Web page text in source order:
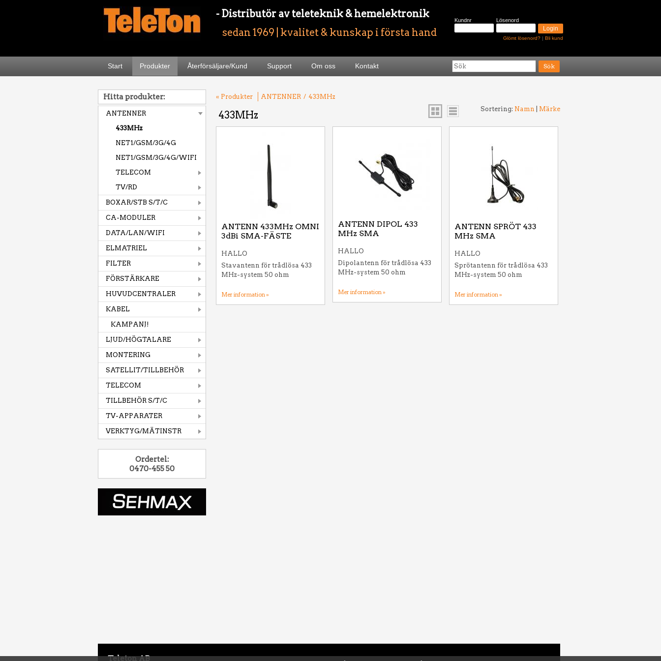
- Distributör av teleteknik & hemelektronik
sedan 1969 | kvalitet & kunskap i första hand
Kundnr Lösenord
Glömt lösenord? | Bli kund
Start Produkter Återförsäljare/Kund Support Om oss Kontakt
Hitta produkter:
ANTENNER
433MHz
NET1/GSM/3G/4G
NET1/GSM/3G/4G/WIFI
TELECOM
TV/RD
BOXAR/STB S/T/C
CA-MODULER
DATA/LAN/WIFI
ELMATRIEL
FILTER
FÖRSTÄRKARE
HUVUDCENTRALER
KABEL
KAMPANJ!
LJUD/HÖGTALARE
MONTERING
SATELLIT/TILLBEHÖR
TELECOM
TILLBEHÖR S/T/C
TV-APPARATER
VERKTYG/MÄTINSTR
Ordertel:
0470-455 50
« Produkter ANTENNER / 433MHz
433MHz
Sortering: Namn Märke
ANTENN 433MHz OMNI
3dBi SMA-FÄSTE
HALLO
Stavantenn för trådlösa 433
MHz-system 50 ohm
Mer information »
ANTENN DIPOL 433
MHz SMA
HALLO
Dipolantenn för trådlösa 433
MHz-system 50 ohm
Mer information »
ANTENN SPRÖT 433
MHz SMA
HALLO
Sprötantenn för trådlösa 433
MHz-system 50 ohm
Mer information »
Teleton AB